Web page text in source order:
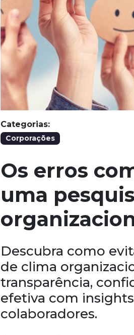
Categorias:
Corporações
Os erros
uma
Descubra como
de clima
transparência,
efetiva com
colaboradores.